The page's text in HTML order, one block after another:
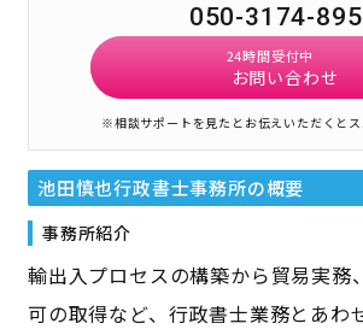
050-3174-
24時間受付中
お問い合わせ
※相談サポートを見たとお伝えいただくとス
池田慎也行政書士事務所の概要
事務所紹介
輸出入プロセスの構築から貿易実務
可の取得など、行政書士業務とあわ